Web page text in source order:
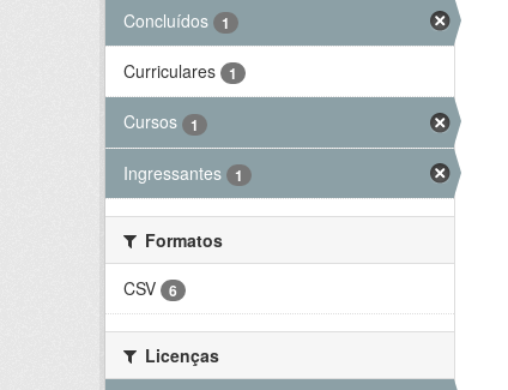
Concluídos 1
Curriculares 1
Cursos 1
Ingressantes 1
Formatos
CSV
6
Licenças